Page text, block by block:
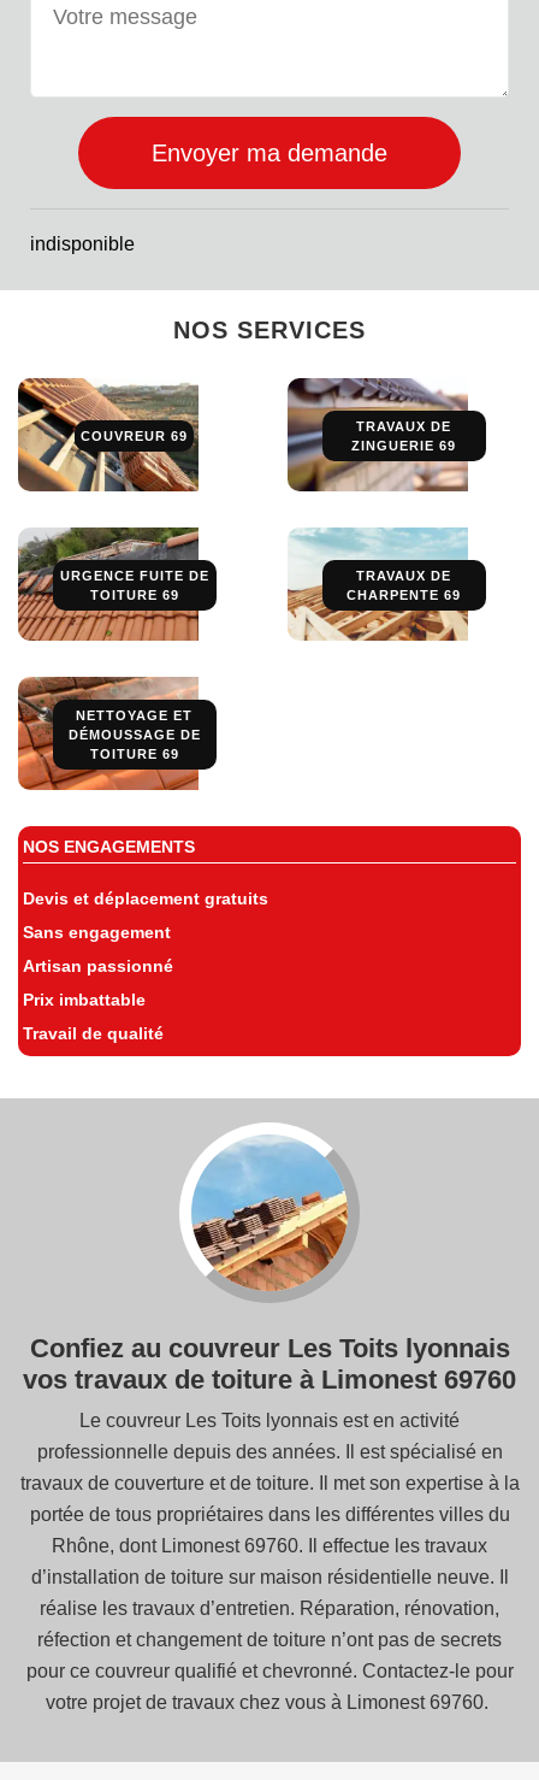
indisponible
NOS SERVICES
COUVREUR 69
TRAVAUX DE
ZINGUERIE 69
URGENCE FUITE DE
TOITURE 69
TRAVAUX DE
CHARPENTE 69
NETTOYAGE ET
DÉMOUSSAGE DE
TOITURE 69
NOS ENGAGEMENTS
Devis et déplacement gratuits
Sans engagement
Artisan passionné
Prix imbattable
Travail de qualité
Confiez au couvreur Les Toits lyonnais
vos travaux de toiture à Limonest 69760
Le couvreur Les Toits lyonnais est en activité
professionnelle depuis des années. Il est spécialisé en
travaux de couverture et de toiture. Il met son expertise à la
portée de tous propriétaires dans les différentes villes du
Rhône, dont Limonest 69760. Il effectue les travaux
d’installation de toiture sur maison résidentielle neuve. Il
réalise les travaux d’entretien. Réparation, rénovation,
réfection et changement de toiture n’ont pas de secrets
pour ce couvreur qualifié et chevronné. Contactez-le pour
votre projet de travaux chez vous à Limonest 69760.